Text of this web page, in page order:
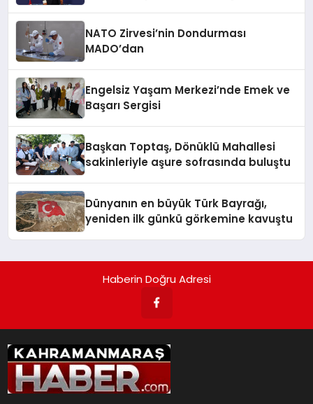
NATO Zirvesi’nin Dondurması
MADO’dan
Engelsiz Yaşam Merkezi’nde Emek ve
Başarı Sergisi
Başkan Toptaş, Dönüklü Mahallesi
sakinleriyle aşure sofrasında buluştu
Dünyanın en büyük Türk Bayrağı,
yeniden ilk günkü görkemine kavuştu
Haberin Doğru Adresi